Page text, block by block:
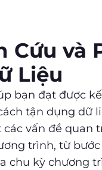
Cứu và
Liệu
bạn đạt được
tận dụng dữ
các vấn đề quan
trình, từ
chu kỳ chương